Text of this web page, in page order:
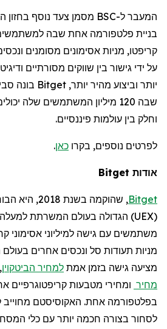
בניית פלטפורמה אחת שבה
קריפטו, מניות אסימונים מסומנים
על ידי גישור בין שווקים מסורתיים
יותר וביצוע מהיר יותר, Bitget בונה סביבת
שבה 120 מיליון המשתמשים שלה
וחלק בין עולמות פיננסיים.
לפרטים נוספים, בקרו כאן.
אודות Bitget
Bitget
, שהוקמה
בשנת 2018,
(
UEX
) הגדולה בעולם המשרתת למעלה
משתמשים עם גישה למיליוני אסימוני
מניות תעודות סל ונכסים אחרים
מציעה גישה בזמן אמת למחיר הביטקוין,
מחיר ומחירי מטבעות קריפטוגרפיים
בפלטפורמה אחת. האקוסיסטם
לסחור בצורה חכמה יותר עם כלי